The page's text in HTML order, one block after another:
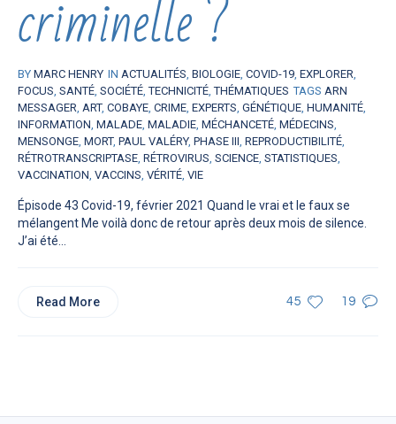
criminelle ?
BY MARC HENRY IN ACTUALITÉS, BIOLOGIE, COVID-19, EXPLORER,
FOCUS, SANTÉ, SOCIÉTÉ,TECHNICITÉ,THÉMATIQUES TAGS ARN
MESSAGER, ART, COBAYE, CRIME, EXPERTS, GÉNÉTIQUE, HUMANITÉ,
INFORMATION, MALADE, MALADIE, MÉCHANCETÉ, MÉDECINS,
MENSONGE, MORT, PAUL VALÉRY, PHASE III, REPRODUCTIBILITÉ,
RÉTROTRANSCRIPTASE, RÉTROVIRUS, SCIENCE, STATISTIQUES,
VACCINATION, VACCINS, VÉRITÉ, VIE
Épisode 43 Covid-19, février 2021 Quand le vrai et le faux se
mélangent Me voilà donc de retour après deux mois de silence.
J’ai été...
45 19
Read More